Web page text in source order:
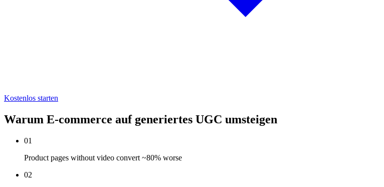
Kostenlos starten
Warum E-commerce auf generiertes UGC umsteigen
01
Product pages without video convert ~80% worse
02